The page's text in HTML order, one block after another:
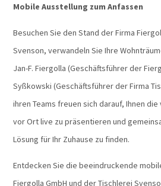
Mobile Ausstellung zum Anfassen
Besuchen Sie den Stand der Firma
Svenson, verwandeln Sie Ihre
Jan-F. Fiergolla (Geschäftsführer der
Syßkowski (Geschäftsführer der Firma
ihren Teams freuen sich darauf, Ihnen
vor Ort live zu präsentieren und
Lösung für Ihr Zuhause zu finden.
Entdecken Sie die beeindruckende
Fiergolla GmbH und der Tischlerei